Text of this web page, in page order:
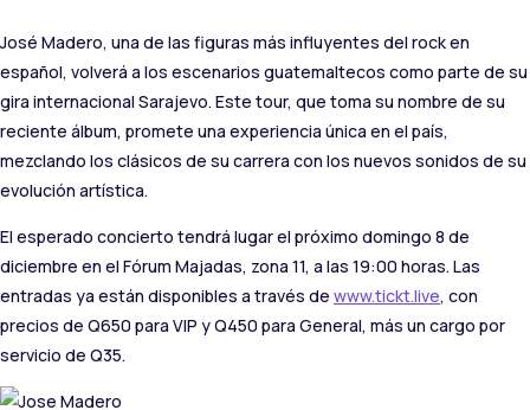
José Madero, una de las figuras más influyentes del rock en
español, volverá a los escenarios guatemaltecos como parte de su
gira internacional Sarajevo. Este tour, que toma su nombre de su
reciente álbum, promete una experiencia única en el país,
mezclando los clásicos de su carrera con los nuevos sonidos de su
evolución artística.
El esperado concierto tendrá lugar el próximo domingo 8 de
diciembre en el Fórum Majadas, zona 11, a las 19:00 horas. Las
entradas ya están disponibles a través de www.tickt.live, con
precios de Q650 para VIP y Q450 para General, más un cargo por
servicio de Q35.